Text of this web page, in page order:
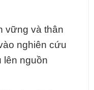
vững và thân
nghiên cứu
lên nguồn